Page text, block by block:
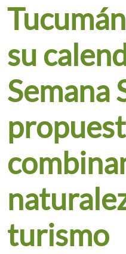
su
Semana
turismo